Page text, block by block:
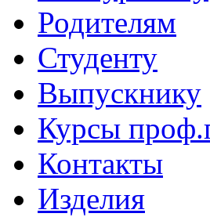
Родителям
Студенту
Выпускнику
Курсы
Контакты
Изделия